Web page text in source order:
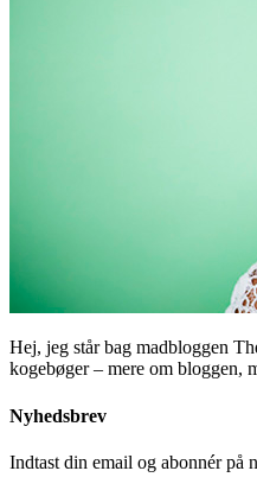
Hej, jeg står bag madbloggen
kogebøger – mere om bloggen,
Nyhedsbrev
Indtast din email og abonnér på